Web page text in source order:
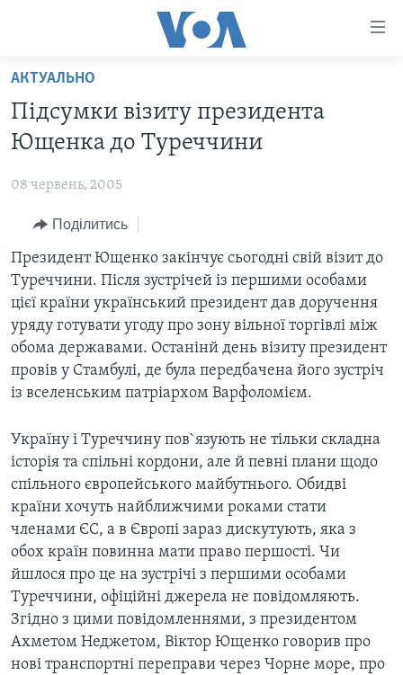
Перейти
матеріалу
Перейти
меню
Перейти
до
Пошуку
АКТУАЛЬНО
США
УКРАЇНА
ВІЙНА - ЦЕ ОСОБИСТЕ
УКРАЇНЦІ У СВІТІ
НАУКА
ЗДОРОВ'Я
КУЛЬТУРА
ЕКОНОМІКА
ІСТОРІЇ УСПІХУ УКРАЇНЦІВ
ПОЛІТИКА В США
АДМІНІСТРАЦІЯ ПРЕЗИДЕНТА ТРАМПА: ПЕРШІ 100
УКРАЇНЦІ В АМЕРИЦІ
УКРАЇНА
ІНТЕРВ'Ю
БОРОТЬБА З ДЕЗІНФОРМАЦІЄЮ
ТЕЛЕПРОГРАМИ
ЧАС-TIME
БРИФІНГ ГОЛОСУ АМЕРИКИ
СТУДІЯ ВАШИНГТОН
ПРАЙМ-ТАЙМ
ENGLISH
Learning English
МИ В СОЦМЕРЕЖАХ
Мови
АКТУАЛЬНО
Підсумки візиту президента
Ющенка до Туреччини
08 червень, 2005
Поділитись
Президент Ющенко закінчує сьогодні свій візит до
Туреччини. Після зустрічей із першими особами
цієї країни український президент дав доручення
уряду готувати угоду про зону вільної торгівлі між
обома державами. Останінй день візиту президент
провів у Стамбулі, де була передбачена його зустріч
із вселенським патріархом Варфоломiєм.
Україну і Туреччину пов`язують не тільки складна
історія та спільні кордони, але й певні плани щодо
спільного європейського майбутнього. Обидві
країни хочуть найближчими роками стати
членами ЄС, а в Європі зараз дискутують, яка з
обох країн повинна мати право першості. Чи
йшлося про це на зустрічі з першими особами
Туреччини, офіційні джерела не повідомляють.
Згідно з цими повідомленнями, з президентом
Ахметом Неджетом, Віктор Ющенко говорив про
нові транспортні переправи через Чорне море, про